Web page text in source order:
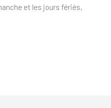
et les jours fériés,